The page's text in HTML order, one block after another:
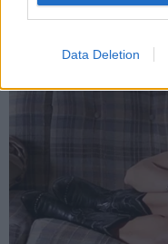
Data Deletion